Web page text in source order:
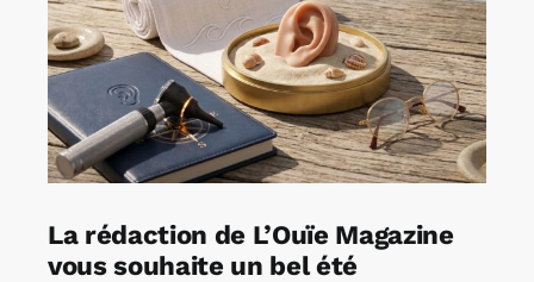
La rédaction de L’Ouïe Magazine
vous souhaite un bel été